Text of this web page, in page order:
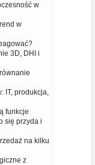
w
w
3D, DHI i
IT, produkcja,
funkcje
się przyda i
na kilku
z